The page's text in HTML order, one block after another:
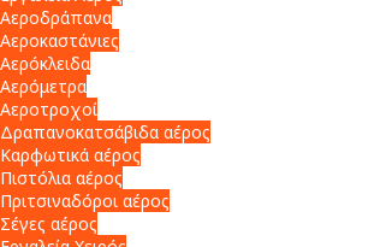
Αεροδράπανα
Αεροκαστάνιες
Αερόκλειδα
Αερόμετρα
Αεροτροχοί
Δραπανοκατσάβιδα αέρος
Καρφωτικά αέρος
Πιστόλια αέρος
Πριτσιναδόροι αέρος
Σέγες αέρος